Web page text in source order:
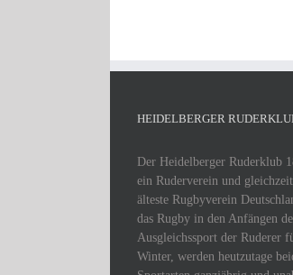
HEIDELBERGER
Der Heidelberger Ruderklub
ein Ruderverein und
älteste Rugbyverein
das Rugby in den Anfängen
Ausgleichssport der Ruderer
Winter, werden heutzutage